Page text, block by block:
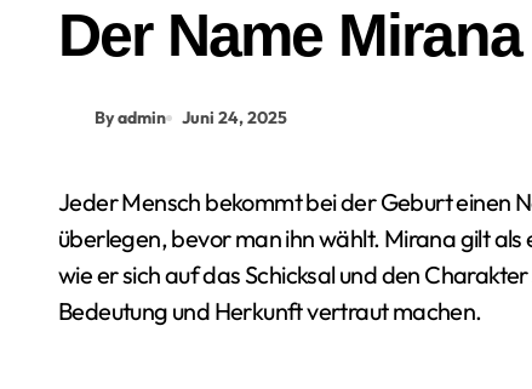
Der Name Mirana
By admin Juni 24, 2025
Jeder Mensch bekommt bei der Geburt einen Namen fürs Leben, deshalb sollte man ihn sich gut
überlegen, bevor man ihn wählt. Mirana gilt
wie er sich auf das Schicksal und den
Bedeutung und Herkunft vertraut machen.